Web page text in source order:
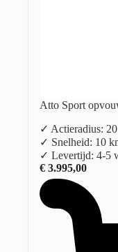
Atto Sport
✓ Actieradius:
✓ Snelheid: 10
✓ Levertijd: 4-5
€ 3.995,00